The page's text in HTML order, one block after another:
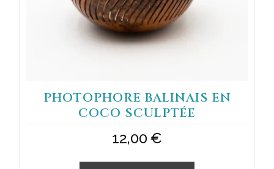
PHOTOPHORE BALINAIS EN
COCO SCULPTÉE
12,00€